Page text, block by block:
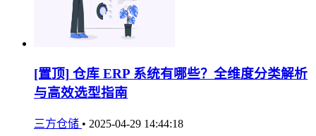
[置顶] 仓库 ERP 系统有哪些？全维度分类解析
与高效选型指南
三方仓储 • 2025-04-29 14:44:18